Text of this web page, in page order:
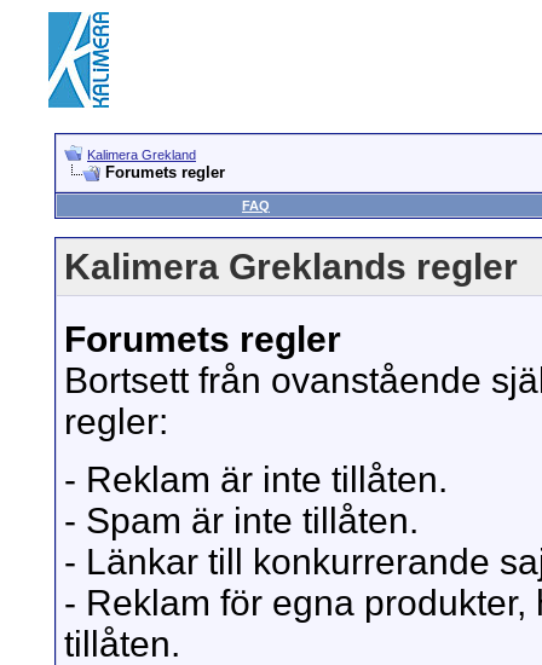
Kalimera Grekland
Forumets regler
FAQ
Kalimera Greklands regler
Forumets regler
Bortsett från ovanstående
regler:
- Reklam är inte tillåten.
- Spam är inte tillåten.
- Länkar till konkurrerande
- Reklam för egna
tillåten.